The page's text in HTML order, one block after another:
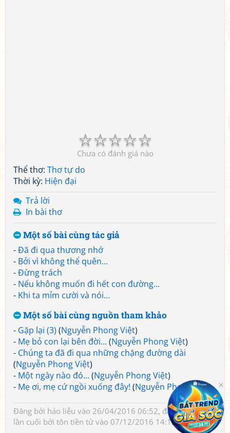
☆
☆
☆
☆
☆
Chưa có đánh giá nào
Thể thơ: Thơ tự do
Thời kỳ: Hiện đại
Trả lời
In bài thơ
Một số bài cùng tác giả
-Đã đi qua thương nhớ
- Bởi vì không thể quên...
-Đừng trách
- Nếu không muốn đi hết con đường...
- Khi ta mỉm cười và nói...
Một số bài cùng nguồn tham khảo
- Gặp lại (3) (Nguyễn Phong Việt)
- Mẹ bỏ con lại bên đời…(Nguyễn Phong Việt)
- Chúng ta đã đi qua những chặng đường dài
(Nguyễn Phong Việt)
- Một ngày nào đó... (Nguyễn Phong Việt)
- Mẹ ơi, mẹ cứ ngồi xuống đây! (Nguyễn Phong Việt)
Đăng bởi hảo liễu vào 26/04/2016 06:52, đã sửa 1 lần,
lần cuối bởi tôn tiền tửvào 07/12/2016 14:13